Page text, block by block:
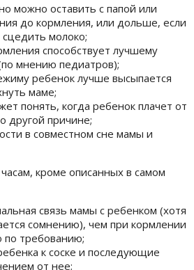
можно оставить с папой или
до кормления, или дольше, если
молоко;
способствует лучшему
мнению педиатров);
ребенок лучше высыпается
маме;
понять, когда ребенок плачет от
другой причине;
в совместном сне мамы и
кроме описанных в самом
связь мамы с ребенком (хотя
сомнению), чем при кормлении
требованию;
к соске и последующие
от нее;